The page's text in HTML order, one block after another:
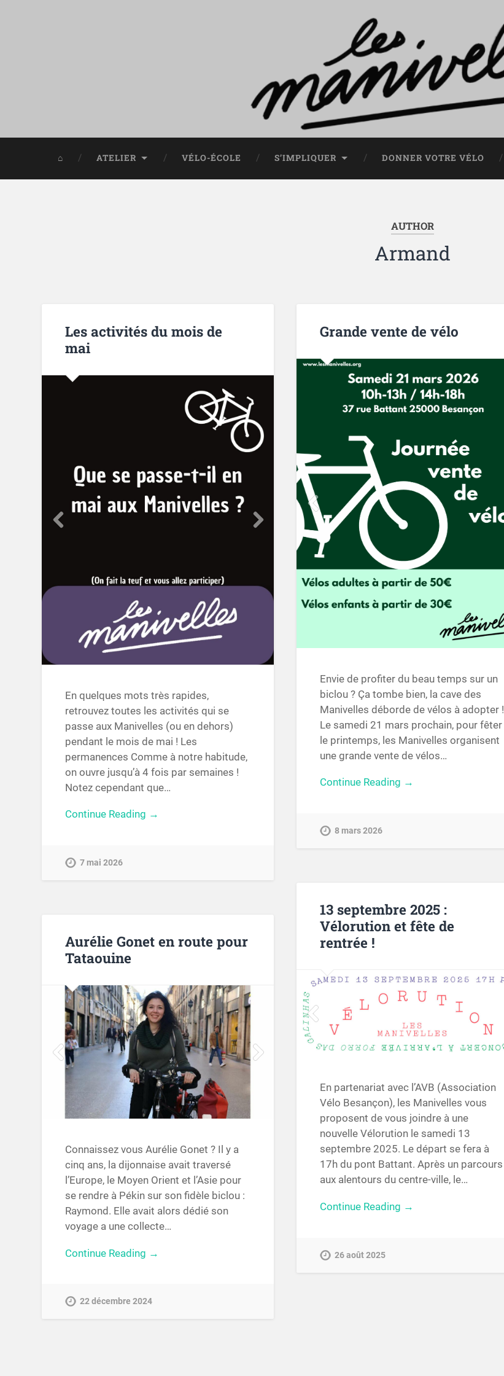
⌂ ATELIER VÉLO-ÉCOLE S’IMPLIQUER DONNER VOTRE VÉLO
AUTHOR
Armand
Les activités du mois de
mai
En quelques mots très rapides,
retrouvez toutes les activités qui se
passe aux Manivelles (ou en dehors)
pendant le mois de mai ! Les
permanences Comme à notre habitude,
on ouvre jusqu’à 4 fois par semaines !
Notez cependant que…
Continue Reading →
7 mai 2026
Grande vente de vélo
Envie de profiter du beau temps sur un
biclou ? Ça tombe bien, la cave des
Manivelles déborde de vélos à adopter !
Le samedi 21 mars prochain, pour fêter
le printemps, les Manivelles organisent
une grande vente de vélos…
Continue Reading →
8 mars 2026
13 septembre 2025 :
Vélorution et fête de
rentrée !
En partenariat avec l’AVB (Association
Vélo Besançon), les Manivelles vous
proposent de vous joindre à une
nouvelle Vélorution le samedi 13
septembre 2025. Le départ se fera à
17h du pont Battant. Après un parcours
aux alentours du centre-ville, le…
Continue Reading →
26 août 2025
Aurélie Gonet en route pour
Tataouine
Connaissez vous Aurélie Gonet ? Il y a
cinq ans, la dijonnaise avait traversé
l’Europe, le Moyen Orient et l’Asie pour
se rendre à Pékin sur son fidèle biclou :
Raymond. Elle avait alors dédié son
voyage a une collecte…
Continue Reading →
22 décembre 2024